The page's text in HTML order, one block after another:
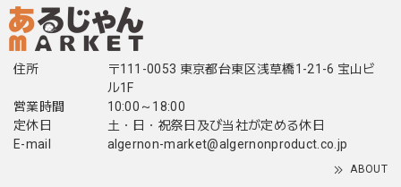
住所
〒111-0053 東京都台東区浅草橋1-21-6 宝山ビ
ル1F
営業時間
10:00～18:00
定休日
土・日・祝祭日及び当社が定める休日
E-mail
algernon-market@algernonproduct.co.jp
ABOUT